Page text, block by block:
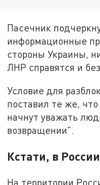
Пасечник
информационные
стороны Украины,
ЛНР справятся и
Условие для
поставил те же,
начнут уважать
возвращении".
Кстати, в
На территории